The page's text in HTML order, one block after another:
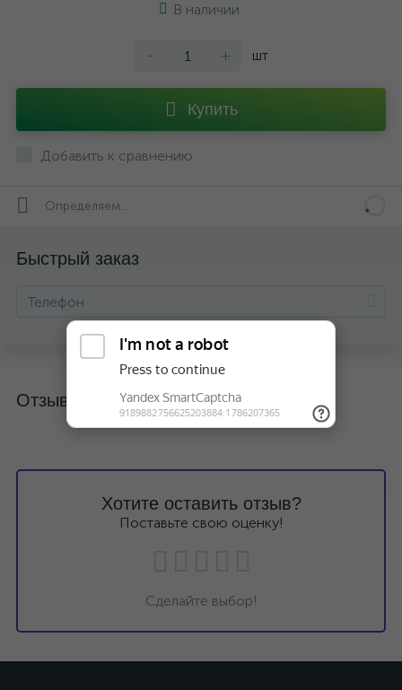
В наличии
- + шт
Купить
Добавить к сравнению
Определяем...
Быстрый заказ
Отзывы
Хотите оставить отзыв?
Поставьте свою оценку!
Сделайте выбор!